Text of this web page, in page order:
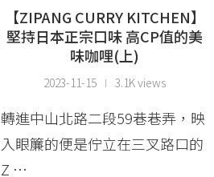
【ZIPANG CURRY KITCHEN】
堅持日本正宗口味 高CP值的美
味咖哩(上)
2023-11-15 3.1K views
轉進中山北路二段59巷巷弄，映
入眼簾的便是佇立在三叉路口的
Z …